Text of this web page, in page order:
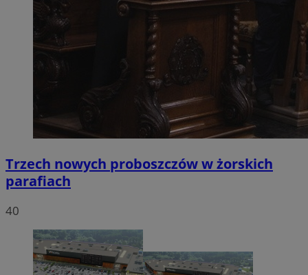
Trzech nowych proboszczów w żorskich
parafiach
40